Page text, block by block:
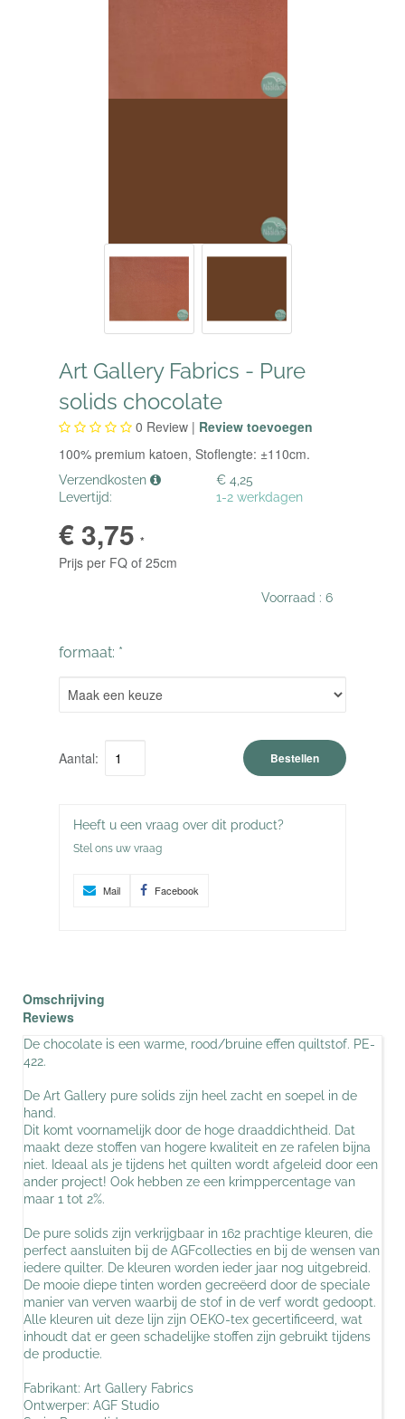
Art Gallery Fabrics - Pure
solids chocolate
0 Review | Review toevoegen
100% premium katoen, Stoflengte: ±110cm.
Verzendkosten
€ 4,25
Levertijd:
1-2 werkdagen
€ 3,75 *
Prijs per FQ of 25cm
Voorraad : 6
formaat: *
Aantal: Bestellen
Heeft u een vraag over dit product?
Stel ons uw vraag
Mail Facebook
Omschrijving
Reviews
De chocolate is een warme, rood/bruine effen quiltstof. PE-
422.
De Art Gallery pure solids zijn heel zacht en soepel in de
hand.
Dit komt voornamelijk door de hoge draaddichtheid. Dat
maakt deze stoffen van hogere kwaliteit en ze rafelen bijna
niet. Ideaal als je tijdens het quilten wordt afgeleid door een
ander project! Ook hebben ze een krimppercentage van
maar 1 tot 2%.
De pure solids zijn verkrijgbaar in 162 prachtige kleuren, die
perfect aansluiten bij de AGFcollecties en bij de wensen van
iedere quilter. De kleuren worden ieder jaar nog uitgebreid.
De mooie diepe tinten worden gecreëerd door de speciale
manier van verven waarbij de stof in de verf wordt gedoopt.
Alle kleuren uit deze lijn zijn OEKO-tex gecertificeerd, wat
inhoudt dat er geen schadelijke stoffen zijn gebruikt tijdens
de productie.
Fabrikant: Art Gallery Fabrics
Ontwerper: AGF Studio